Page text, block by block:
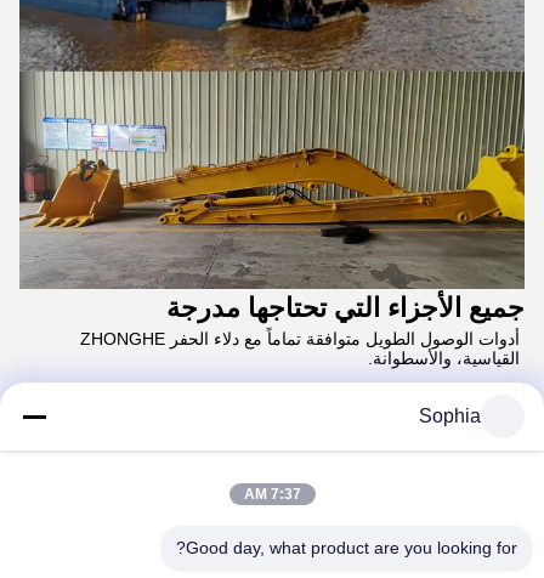
جميع الأجزاء التي تحتاجها مدرجة
أدوات الوصول الطويل متوافقة تماماً مع دلاء الحفر ZHONGHE
القياسية، والأسطوانة.
Sophia
7:37 AM
Good day, what product are you looking for?